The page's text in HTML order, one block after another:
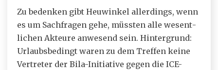
Zu bedenken gibt Heuwinkel allerdings, wenn
es um Sach­fra­gen gehe, müs­sten al­le we­sent­
li­chen Ak­teu­re an­we­send sein. Hintergrund:
Urlaubsbedingt waren zu dem Treffen keine
Vertreter der Bila-Initiative gegen die ICE-